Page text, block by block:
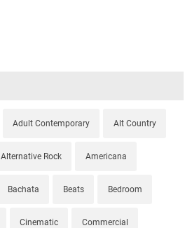
Adult Contemporary Alt Country
Alternative Rock Americana
Bachata Beats Bedroom
Cinematic Commercial